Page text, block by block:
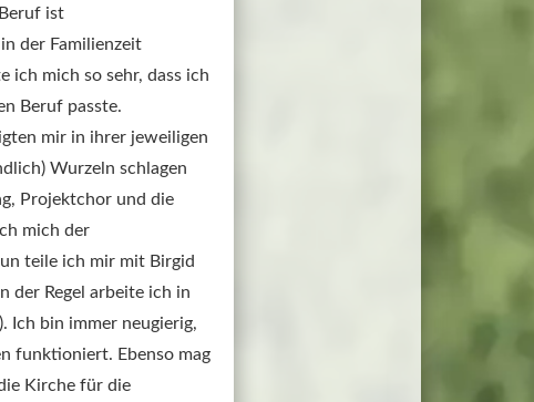
ist
der Familienzeit
ich mich so sehr, dass ich
Beruf passte.
mir in ihrer jeweiligen
Wurzeln schlagen
Projektchor und die
mich der
teile ich mir mit Birgid
der Regel arbeite ich in
Ich bin immer neugierig,
funktioniert. Ebenso mag
Kirche für die